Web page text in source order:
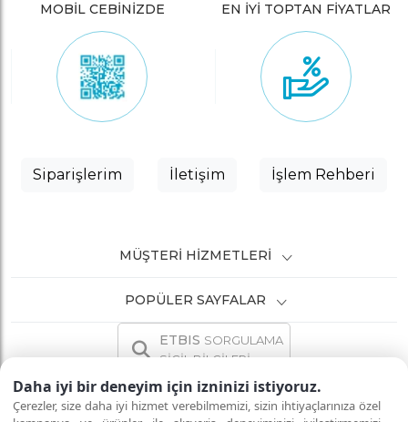
Daha iyi bir deneyim için izninizi istiyoruz.
Çerezler, size daha iyi hizmet verebilmemizi, sizin ihtiyaçlarınıza özel
MOBİL CEBİNİZDE EN İYİ TOPTAN FİYATLAR
Siparişlerim İletişim İşlem Rehberi
MÜŞTERI HIZMETLERI
POPÜLER SAYFALAR
ETBIS SORGULAMA
SİCİL BİLGİLERİ